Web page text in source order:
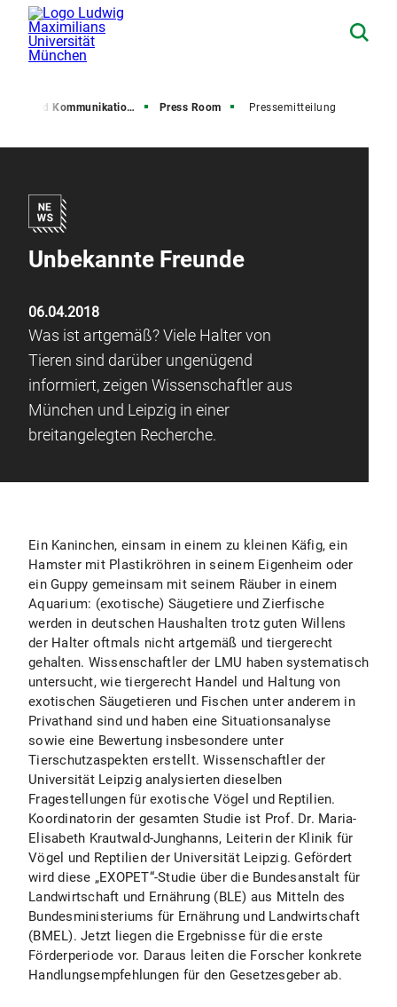
und Kommunikation (PuK) Press Room Pressemitteilung
Unbekannte Freunde
06.04.2018
Was ist artgemäß? Viele Halter von
Tieren sind darüber ungenügend
informiert, zeigen Wissenschaftler aus
München und Leipzig in einer
breitangelegten Recherche.
Ein Kaninchen, einsam in einem zu kleinen Käfig, ein
Hamster mit Plastikröhren in seinem Eigenheim oder
ein Guppy gemeinsam mit seinem Räuber in einem
Aquarium: (exotische) Säugetiere und Zierfische
werden in deutschen Haushalten trotz guten Willens
der Halter oftmals nicht artgemäß und tiergerecht
gehalten. Wissenschaftler der LMU haben systematisch
untersucht, wie tiergerecht Handel und Haltung von
exotischen Säugetieren und Fischen unter anderem in
Privathand sind und haben eine Situationsanalyse
sowie eine Bewertung insbesondere unter
Tierschutzaspekten erstellt. Wissenschaftler der
Universität Leipzig analysierten dieselben
Fragestellungen für exotische Vögel und Reptilien.
Koordinatorin der gesamten Studie ist Prof. Dr. Maria-
Elisabeth Krautwald-Junghanns, Leiterin der Klinik für
Vögel und Reptilien der Universität Leipzig. Gefördert
wird diese „EXOPET“-Studie über die Bundesanstalt für
Landwirtschaft und Ernährung (BLE) aus Mitteln des
Bundesministeriums für Ernährung und Landwirtschaft
(BMEL). Jetzt liegen die Ergebnisse für die erste
Förderperiode vor. Daraus leiten die Forscher konkrete
Handlungsempfehlungen für den Gesetzesgeber ab.